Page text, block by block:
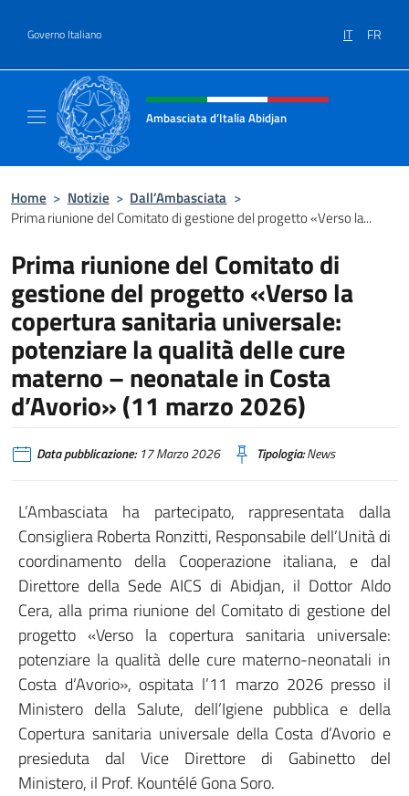
Governo Italiano IT FR
Intestazione sito, social e menù
Ambasciata d’Italia Abidjan
Home > Notizie > Dall’Ambasciata >
Prima riunione del Comitato di gestione del progetto «Verso la...
Prima riunione del Comitato di
gestione del progetto «Verso la
copertura sanitaria universale:
potenziare la qualità delle cure
materno – neonatale in Costa
d’Avorio» (11 marzo 2026)
Data pubblicazione:17 Marzo 2026 Tipologia:News
L’Ambasciata ha partecipato, rappresentata dalla
Consigliera Roberta Ronzitti, Responsabile dell’Unità di
coordinamento della Cooperazione italiana, e dal
Direttore della Sede AICS di Abidjan, il Dottor Aldo
Cera, alla prima riunione del Comitato di gestione del
progetto «Verso la copertura sanitaria universale:
potenziare la qualità delle cure materno-neonatali in
Costa d’Avorio», ospitata l’11 marzo 2026 presso il
Ministero della Salute, dell’Igiene pubblica e della
Copertura sanitaria universale della Costa d’Avorio e
presieduta dal Vice Direttore di Gabinetto del
Ministero, il Prof. Kountélé Gona Soro.